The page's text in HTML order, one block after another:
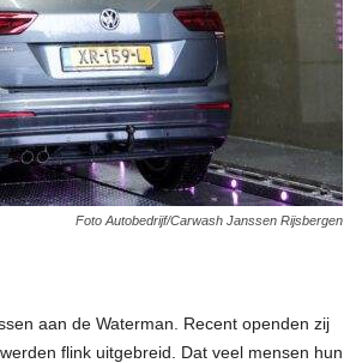
Foto Autobedrijf/Carwash Janssen Rijsbergen
aan de Waterman. Recent openden zij
flink uitgebreid. Dat veel mensen hun